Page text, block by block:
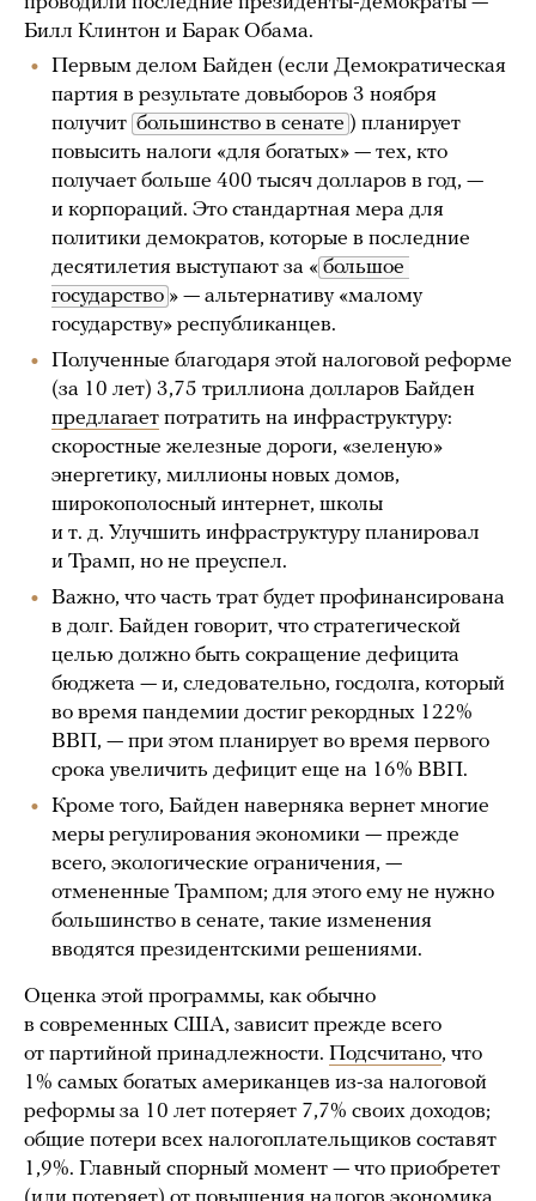
Билл Клинтон и Барак Обама.
Первым делом Байден (если Демократическая
партия в результате довыборов 3 ноября
получит большинство в сенате ) планирует
повысить налоги «для богатых» — тех, кто
получает больше 400 тысяч долларов в год, —
и корпораций. Это стандартная мера для
политики демократов, которые в последние
десятилетия выступают за « большое
государство » — альтернативу «малому
государству» республиканцев.
Полученные благодаря этой налоговой реформе
(за 10 лет) 3,75 триллиона долларов Байден
предлагает потратить на инфраструктуру:
скоростные железные дороги, «зеленую»
энергетику, миллионы новых домов,
широкополосный интернет, школы
и т. д. Улучшить инфраструктуру планировал
и Трамп, но не преуспел.
Важно, что часть трат будет профинансирована
в долг. Байден говорит, что стратегической
целью должно быть сокращение дефицита
бюджета — и, следовательно, госдолга, который
во время пандемии достиг рекордных 122%
ВВП, — при этом планирует во время первого
срока увеличить дефицит еще на 16% ВВП.
Кроме того, Байден наверняка вернет многие
меры регулирования экономики — прежде
всего, экологические ограничения, —
отмененные Трампом; для этого ему не нужно
большинство в сенате, такие изменения
вводятся президентскими решениями.
Оценка этой программы, как обычно
в современных США, зависит прежде всего
от партийной принадлежности. Подсчитано, что
1% самых богатых американцев из-за налоговой
реформы за 10 лет потеряет 7,7% своих доходов;
общие потери всех налогоплательщиков составят
1,9%. Главный спорный момент — что приобретет